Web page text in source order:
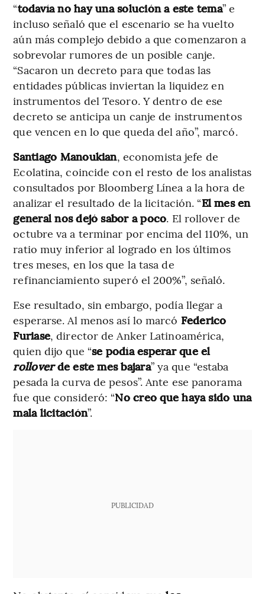
“todavía no hay una solución a este tema” e
incluso señaló que el escenario se ha vuelto
aún más complejo debido a que comenzaron a
sobrevolar rumores de un posible canje.
“Sacaron un decreto para que todas las
entidades públicas inviertan la liquidez en
instrumentos del Tesoro. Y dentro de ese
decreto se anticipa un canje de instrumentos
que vencen en lo que queda del año”, marcó.
Santiago Manoukian, economista jefe de
Ecolatina, coincide con el resto de los analistas
consultados por Bloomberg Línea a la hora de
analizar el resultado de la licitación. “El mes en
general nos dejó sabor a poco. El rollover de
octubre va a terminar por encima del 110%, un
ratio muy inferior al logrado en los últimos
tres meses, en los que la tasa de
refinanciamiento superó el 200%”, señaló.
Ese resultado, sin embargo, podía llegar a
esperarse. Al menos así lo marcó Federico
Furiase, director de Anker Latinoamérica,
quien dijo que “se podía esperar que el
rolloverde este mes bajara” ya que “estaba
pesada la curva de pesos”. Ante ese panorama
fue que consideró: “No creo que haya sido una
mala licitación”.
PUBLICIDAD